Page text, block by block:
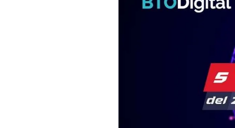
Modelo ConectaMed para salud.